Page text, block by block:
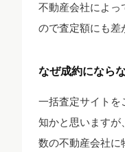
不動産会社によっ
ので査定額にも差
なぜ成約になら
一括査定サイトを
知かと思いますが
数の不動産会社に